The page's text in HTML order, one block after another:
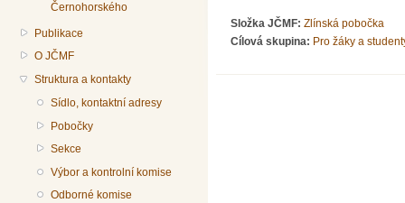
Černohorského
Publikace
O JČMF
Struktura a kontakty
Sídlo, kontaktní adresy
Pobočky
Sekce
Výbor a kontrolní komise
Odborné komise
Složka JČMF: Zlínská pobočka
Cílová skupina: Pro žáky a